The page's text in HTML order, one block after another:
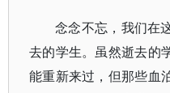
念念不忘，我们在
去的学生。虽然逝去的
能重新来过，但那些血